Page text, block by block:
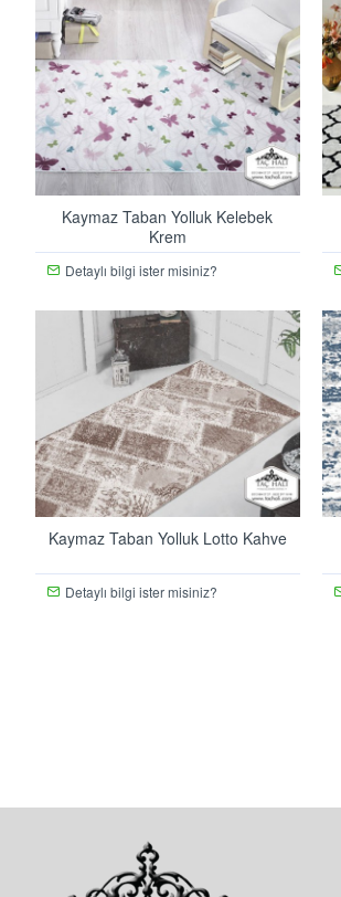
Kaymaz Taban Yolluk Kelebek
Krem
Detaylı bilgi ister misiniz?
Kaymaz Taban Yolluk Lotto Kahve
Detaylı bilgi ister misiniz?